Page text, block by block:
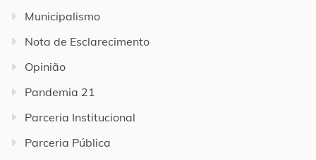
Municipalismo
Nota de Esclarecimento
Opinião
Pandemia 21
Parceria Institucional
Parceria Pública